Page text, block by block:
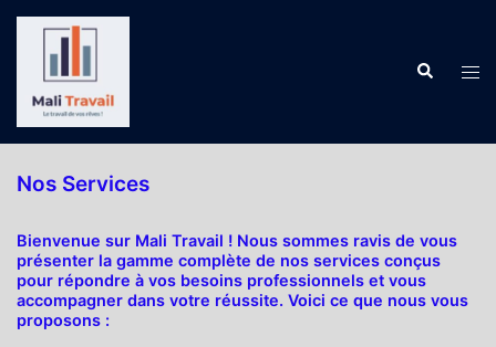
contenu
Nos Services
Bienvenue sur Mali Travail ! Nous sommes ravis de vous
présenter la gamme complète de nos services conçus
pour répondre à vos besoins professionnels et vous
accompagner dans votre réussite. Voici ce que nous vous
proposons :